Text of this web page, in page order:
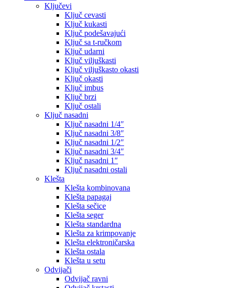
Ključevi
Ključ cevasti
Ključ kukasti
Ključ podešavajući
Ključ sa t-ručkom
Ključ udarni
Ključ viljuškasti
Ključ viljuškasto okasti
Ključ okasti
Ključ imbus
Ključ brzi
Ključ ostali
Ključ nasadni
Ključ nasadni 1/4″
Ključ nasadni 3/8″
Ključ nasadni 1/2″
Ključ nasadni 3/4″
Ključ nasadni 1″
Ključ nasadni ostali
Klešta
Klešta kombinovana
Klešta papagaj
Klešta sečice
Klešta seger
Klešta standardna
Klešta za krimpovanje
Klešta elektroničarska
Klešta ostala
Klešta u setu
Odvijači
Odvijač ravni